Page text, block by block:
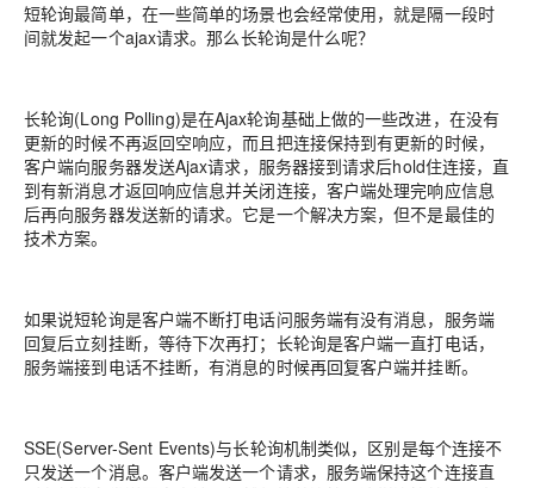
短轮询最简单，在一些简单的场景也会经常使用，就是隔一段时
间就发起一个ajax请求。那么长轮询是什么呢？
长轮询(Long Polling)是在Ajax轮询基础上做的一些改进，在没有
更新的时候不再返回空响应，而且把连接保持到有更新的时候，
客户端向服务器发送Ajax请求，服务器接到请求后hold住连接，直
到有新消息才返回响应信息并关闭连接，客户端处理完响应信息
后再向服务器发送新的请求。它是一个解决方案，但不是最佳的
技术方案。
如果说短轮询是客户端不断打电话问服务端有没有消息，服务端
回复后立刻挂断，等待下次再打；长轮询是客户端一直打电话，
服务端接到电话不挂断，有消息的时候再回复客户端并挂断。
SSE(Server-Sent Events)与长轮询机制类似，区别是每个连接不
只发送一个消息。客户端发送一个请求，服务端保持这个连接直